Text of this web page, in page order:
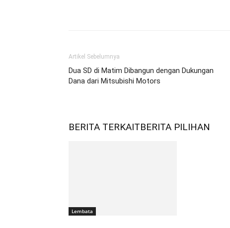
Artikel Sebelumnya
Dua SD di Matim Dibangun dengan Dukungan
Dana dari Mitsubishi Motors
BERITA TERKAITBERITA PILIHAN
Lembata